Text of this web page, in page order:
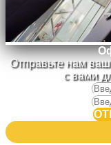
Отправьте нам
с вами